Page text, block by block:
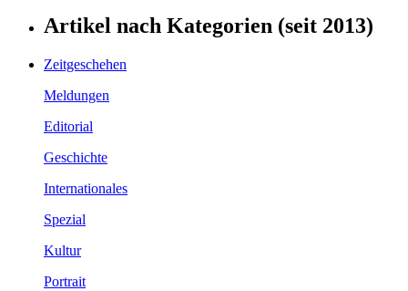
Artikel nach Kategorien (seit 2013)
Zeitgeschehen
Meldungen
Editorial
Geschichte
Internationales
Spezial
Kultur
Portrait